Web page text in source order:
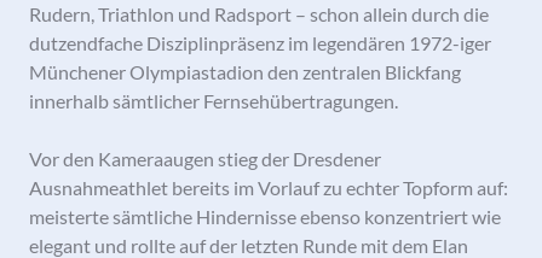
Rudern, Triathlon und Radsport – schon allein durch die
dutzendfache Disziplinpräsenz im legendären 1972-iger
Münchener Olympiastadion den zentralen Blickfang
innerhalb sämtlicher Fernsehübertragungen.
Vor den Kameraaugen stieg der Dresdener
Ausnahmeathlet bereits im Vorlauf zu echter Topform auf:
meisterte sämtliche Hindernisse ebenso konzentriert wie
elegant und rollte auf der letzten Runde mit dem Elan